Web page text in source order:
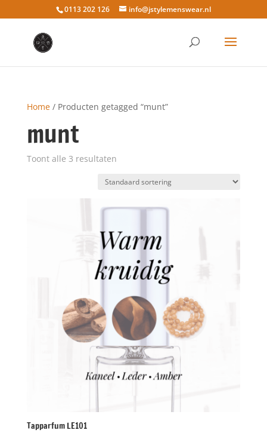
0113 202 126 info@jstylemenswear.nl
Home/ Producten getagged “munt”
munt
Toont alle 3 resultaten
Tapparfum LE101